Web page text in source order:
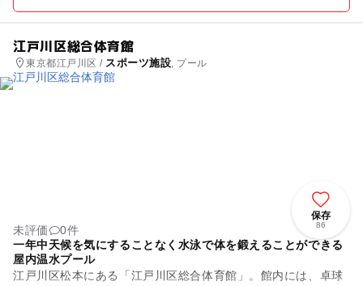
江戸川区総合体育館
東京都江戸川区 / スポーツ施設, プール
保存
86
未評価
0件
一年中天候を気にすることなく水泳で体を鍛えることができる
屋内温水プール
江戸川区松本にある「江戸川区総合体育館」。館内には、卓球